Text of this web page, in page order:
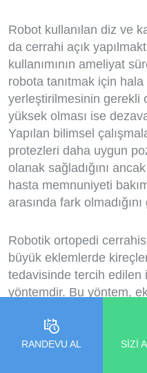
Robot kullanılan diz ve
da cerrahi açık
kullanımının ameliyat
robota tanıtmak için
yerleştirilmesinin gerekli
yüksek olması ise
Yapılan bilimsel
protezleri daha uygun
olanak sağladığını
hasta memnuniyeti
arasında fark
Robotik ortopedi
büyük eklemlerde
tedavisinde tercih edilen
yöntemdir. Bu yöntem,
aşınması sonucu
oluşan ağrıyı azaltmayı
robotik cerrahi kullanım
RANDEVU AL SİZİ